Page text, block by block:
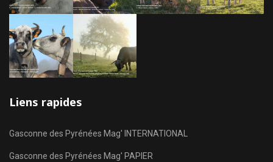
Liens rapides
Gasconne des Pyrénées Mag' INTERNATIONAL
Gasconne des Pyrénées Mag' PAPIER